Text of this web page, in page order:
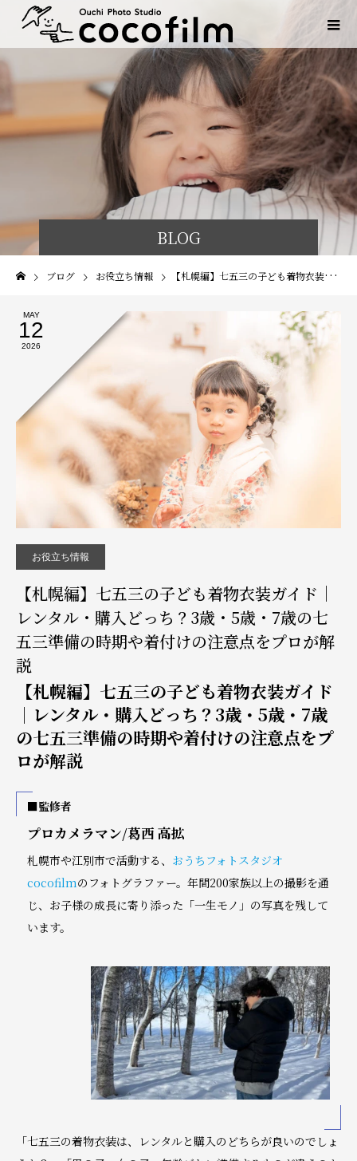
BLOG
ブログ お役立ち情報 【札幌編】七五三の子ども着物衣装ガイド｜レンタル・購入どっち？3歳・5歳・7歳の七五三準備の時期や着付けの注意点をプロが解説
MAY
12
2026
お役立ち情報
【札幌編】七五三の子ども着物衣装ガイド｜
レンタル・購入どっち？3歳・5歳・7歳の七
五三準備の時期や着付けの注意点をプロが解
説
【札幌編】七五三の子ども着物衣装ガイド
｜レンタル・購入どっち？3歳・5歳・7歳
の七五三準備の時期や着付けの注意点をプ
ロが解説
■監修者
プロカメラマン/葛西 高拡
札幌市や江別市で活動する、 おうちフォトスタジオ
cocofilmのフォトグラファー。年間200家族以上の撮影を通
じ、お子様の成長に寄り添った「一生モノ」の写真を残して
います。
「七五三の着物衣装は、レンタルと購入のどちらが良いのでしょ